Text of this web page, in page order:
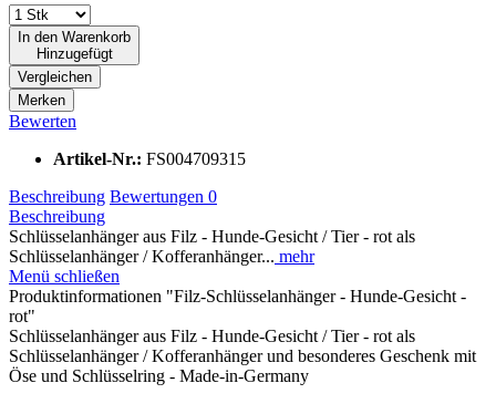
In den Warenkorb
Hinzugefügt
Vergleichen
Merken
Bewerten
Artikel-Nr.: FS004709315
Beschreibung Bewertungen 0
Beschreibung
Schlüsselanhänger aus Filz - Hunde-Gesicht / Tier - rot als
Schlüsselanhänger / Kofferanhänger... mehr
Menü schließen
Produktinformationen "Filz-Schlüsselanhänger - Hunde-Gesicht -
rot"
Schlüsselanhänger aus Filz - Hunde-Gesicht / Tier - rot als
Schlüsselanhänger / Kofferanhänger und besonderes Geschenk mit
Öse und Schlüsselring - Made-in-Germany